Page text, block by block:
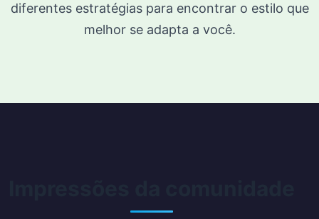
diferentes estratégias para encontrar o estilo que
melhor se adapta a você.